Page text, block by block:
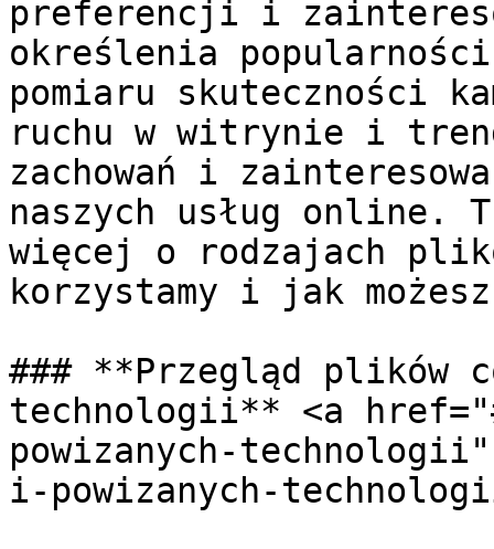
preferencji i
określenia
pomiaru skuteczności
ruchu w witrynie i
zachowań i
naszych usług online.
więcej o rodzajach
korzystamy i jak
### **Przegląd plików
technologii** <a
powizanych-
i-powizanych-